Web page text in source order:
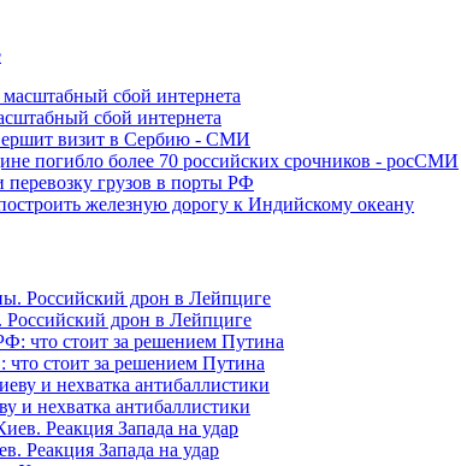
сбой интернета
визит в Сербию - СМИ
погибло более 70 российских срочников - росСМИ
грузов в порты РФ
железную дорогу к Индийскому океану
дрон в Лейпциге
стоит за решением Путина
и нехватка антибаллистики
Реакция Запада на удар